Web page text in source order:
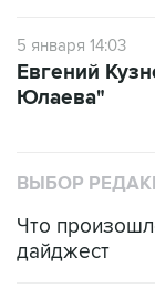
5 января 14:03
Евгений
Юлаева"
ВЫБОР
Что
дайджест